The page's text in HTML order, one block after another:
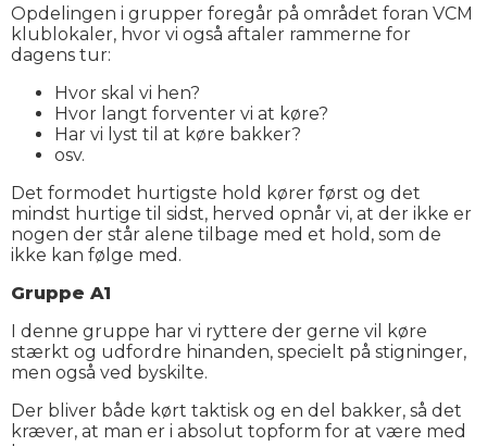
Opdelingen i grupper foregår på området foran VCM
klublokaler, hvor vi også aftaler rammerne for
dagens tur:
Hvor skal vi hen?
Hvor langt forventer vi at køre?
Har vi lyst til at køre bakker?
osv.
Det formodet hurtigste hold kører først og det
mindst hurtige til sidst, herved opnår vi, at der ikke er
nogen der står alene tilbage med et hold, som de
ikke kan følge med.
Gruppe A1
I denne gruppe har vi ryttere der gerne vil køre
stærkt og udfordre hinanden, specielt på stigninger,
men også ved byskilte.
Der bliver både kørt taktisk og en del bakker, så det
kræver, at man er i absolut topform for at være med